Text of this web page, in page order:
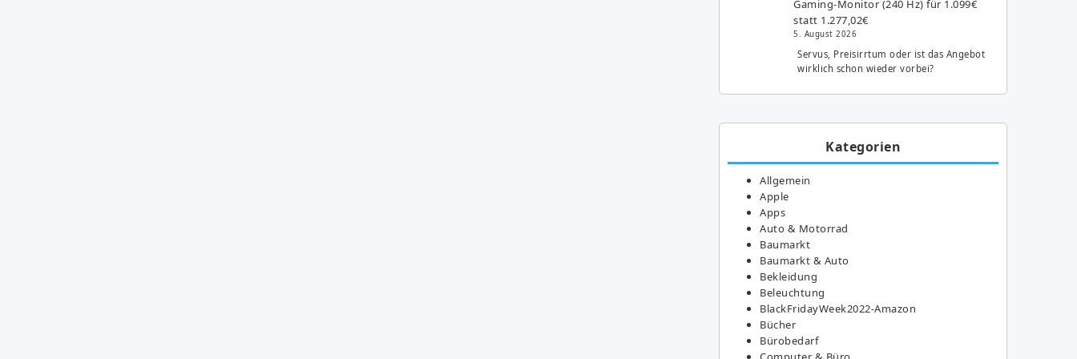
Gaming-Monitor (240 Hz) für 1.099€
statt 1.277,02€
5. August 2026
Servus, Preisirrtum oder ist das Angebot
wirklich schon wieder vorbei?
Kategorien
Allgemein
Apple
Apps
Auto & Motorrad
Baumarkt
Baumarkt & Auto
Bekleidung
Beleuchtung
BlackFridayWeek2022-Amazon
Bücher
Bürobedarf